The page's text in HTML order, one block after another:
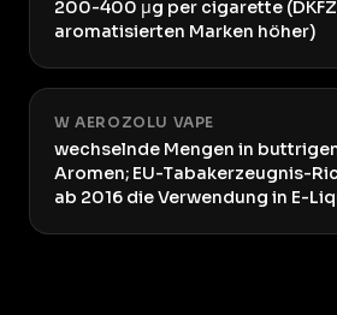
200-400 μg per cigarette
aromatisierten Marken höher)
W AEROZOLU VAPE
wechselnde Mengen in
Aromen; EU-Tabakerzeugnis-
ab 2016 die Verwendung in E-